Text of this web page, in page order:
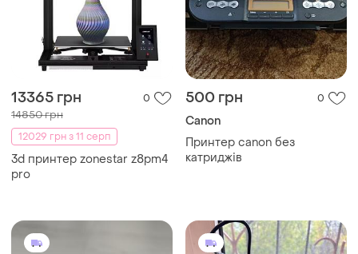
13365 грн 0
14850 грн
12029 грн з 11 серп
3d принтер zonestar z8pm4
pro
500 грн 0
Canon
Принтер canon без
катриджів